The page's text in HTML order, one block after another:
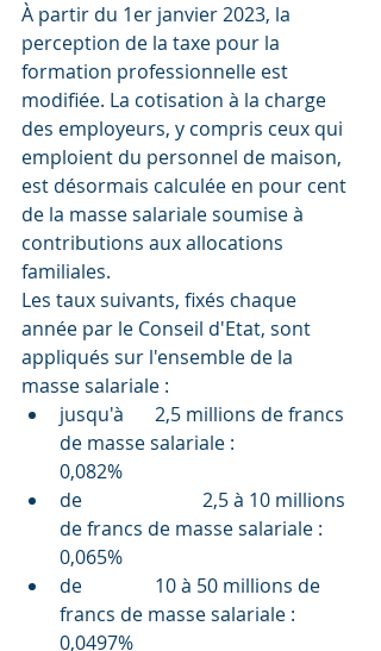
À partir du 1er janvier 2023, la
perception de la taxe pour la
formation professionnelle est
modifiée. La cotisation à la charge
des employeurs, y compris ceux qui
emploient du personnel de maison,
est désormais calculée en pour cent
de la masse salariale soumise à
contributions aux allocations
familiales.
Les taux suivants, fixés chaque
année par le Conseil d'Etat, sont
appliqués sur l'ensemble de la
masse salariale :
jusqu'à     	2,5 millions de francs
de masse salariale :
0,082%
de     		2,5 à 10 millions
de francs de masse salariale :
0,065%
de      	10 à 50 millions de
francs de masse salariale :
0,0497%